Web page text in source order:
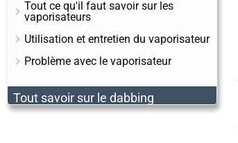
Tout ce qu'il faut savoir sur les
vaporisateurs
Utilisation et entretien du vaporisateur
Problème avec le vaporisateur
Tout savoir sur le dabbing